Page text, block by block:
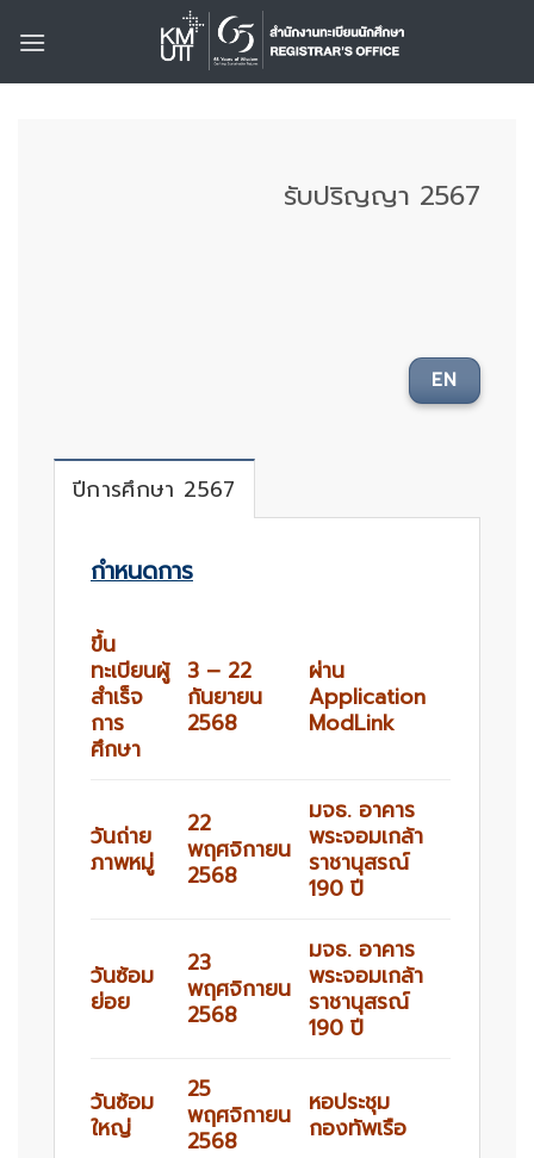
รับปริญญา 2567
EN
ปีการศึกษา 2567
กำหนดการ
ขึ้น
ทะเบียนผู้
สำเร็จ
การ
ศึกษา
3 – 22
กันยายน
2568
ผ่าน
Application
ModLink
วันถ่าย
ภาพหมู่
22
พฤศจิกายน
2568
มจธ. อาคาร
พระจอมเกล้า
ราชานุสรณ์
190 ปี
วันซ้อม
ย่อย
23
พฤศจิกายน
2568
มจธ. อาคาร
พระจอมเกล้า
ราชานุสรณ์
190 ปี
วันซ้อม
ใหญ่
25
พฤศจิกายน
2568
หอประชุม
กองทัพเรือ